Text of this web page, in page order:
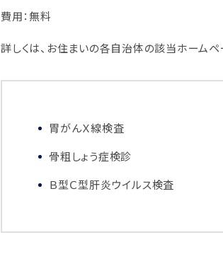
費用：無料
詳しくは、お住まいの各自治体の該当ホームペ
胃がんＸ線検査
骨粗しょう症検診
Ｂ型Ｃ型肝炎ウイルス検査